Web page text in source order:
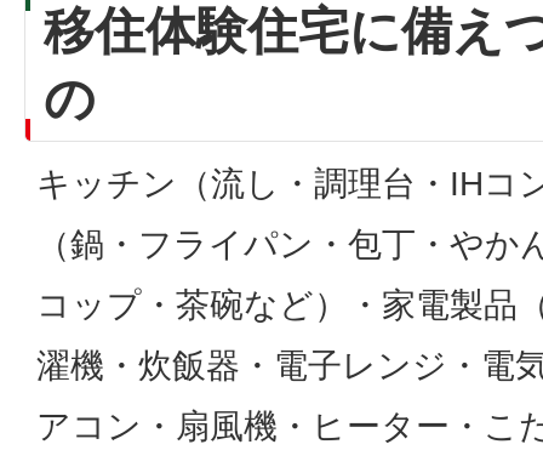
移住体験住宅に備え
の
キッチン（流し・調理台・IHコ
（鍋・フライパン・包丁・やか
コップ・茶碗など）・家電製品
濯機・炊飯器・電子レンジ・電
アコン・扇風機・ヒーター・こ